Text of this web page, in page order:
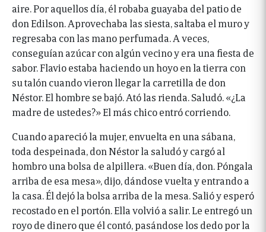
aire. Por aquellos día, él robaba guayaba del patio de
don Edilson. Aprovechaba las siesta, saltaba el muro y
regresaba con las mano perfumada. A veces,
conseguían azúcar con algún vecino y era una fiesta de
sabor. Flavio estaba haciendo un hoyo en la tierra con
su talón cuando vieron llegar la carretilla de don
Néstor. El hombre se bajó. Ató las rienda. Saludó. «¿La
madre de ustedes?» El más chico entró corriendo.
Cuando apareció la mujer, envuelta en una sábana,
toda despeinada, don Néstor la saludó y cargó al
hombro una bolsa de alpillera. «Buen día, don. Póngala
arriba de esa mesa», dijo, dándose vuelta y entrando a
la casa. Él dejó la bolsa arriba de la mesa. Salió y esperó
recostado en el portón. Ella volvió a salir. Le entregó un
royo de dinero que él contó, pasándose los dedo por la